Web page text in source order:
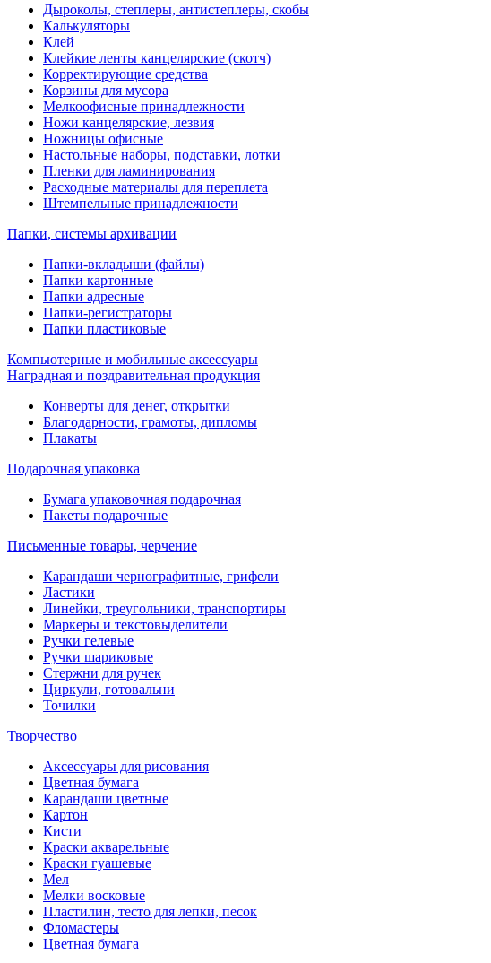
Дыроколы, степлеры, антистеплеры, скобы
Калькуляторы
Клей
Клейкие ленты канцелярские (скотч)
Корректирующие средства
Корзины для мусора
Мелкоофисные принадлежности
Ножи канцелярские, лезвия
Ножницы офисные
Настольные наборы, подставки, лотки
Пленки для ламинирования
Расходные материалы для переплета
Штемпельные принадлежности
Папки, системы архивации
Папки-вкладыши (файлы)
Папки картонные
Папки адресные
Папки-регистраторы
Папки пластиковые
Компьютерные и мобильные аксессуары
Наградная и поздравительная продукция
Конверты для денег, открытки
Благодарности, грамоты, дипломы
Плакаты
Подарочная упаковка
Бумага упаковочная подарочная
Пакеты подарочные
Письменные товары, черчение
Карандаши чернографитные, грифели
Ластики
Линейки, треугольники, транспортиры
Маркеры и текстовыделители
Ручки гелевые
Ручки шариковые
Стержни для ручек
Циркули, готовальни
Точилки
Творчество
Аксессуары для рисования
Цветная бумага
Карандаши цветные
Картон
Кисти
Краски акварельные
Краски гуашевые
Мел
Мелки восковые
Пластилин, тесто для лепки, песок
Фломастеры
Цветная бумага